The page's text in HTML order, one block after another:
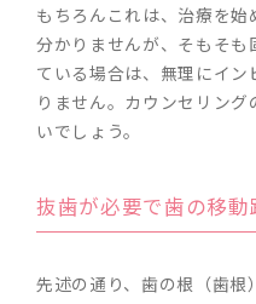
もちろんこれは、治療を
分かりませんが、そもそ
ている場合は、無理にイ
りません。カウンセリン
いでしょう。
抜歯が必要で歯の移
先述の通り、歯の根（歯